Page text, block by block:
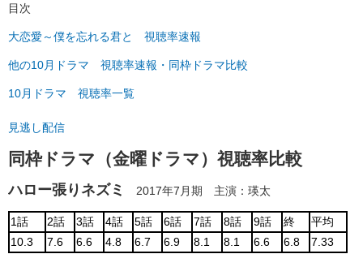
目次
大恋愛～僕を忘れる君と 視聴率速報
他の10月ドラマ 視聴率速報・同枠ドラマ比較
10月ドラマ 視聴率一覧
見逃し配信
同枠ドラマ（金曜ドラマ）視聴率比較
ハロー張りネズミ 2017年7月期 主演：瑛太
1話 2話 3話 4話 5話 6話 7話 8話 9話 終
平均
10.3
7.6 6.6 4.8 6.7 6.9 8.1 8.1 6.6 6.8 7.33